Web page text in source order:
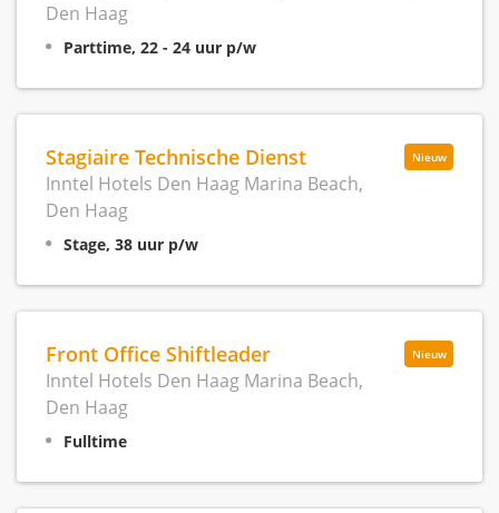
Den Haag
Parttime, 22 - 24 uur p/w
Nieuw
Stagiaire Technische Dienst
Inntel Hotels Den Haag Marina Beach,
Den Haag
Stage, 38 uur p/w
Nieuw
Front Office Shiftleader
Inntel Hotels Den Haag Marina Beach,
Den Haag
Fulltime